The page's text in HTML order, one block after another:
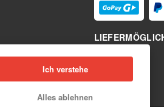
Ich verstehe
Alles ablehnen